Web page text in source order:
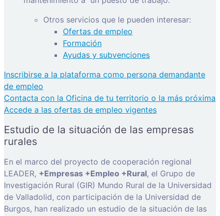
Otros servicios que le pueden interesar:
Ofertas de empleo
Formación
Ayudas y subvenciones
Inscribirse a la plataforma como persona demandante
de empleo
Contacta con la Oficina de tu territorio o la más próxima
Accede a las ofertas de empleo vigentes
Estudio de la situación de las empresas
rurales
En el marco del proyecto de cooperación regional
LEADER, +Empresas +Empleo +Rural, el Grupo de
Investigación Rural (GIR) Mundo Rural de la Universidad
de Valladolid, con participación de la Universidad de
Burgos, han realizado un estudio de la situación de las